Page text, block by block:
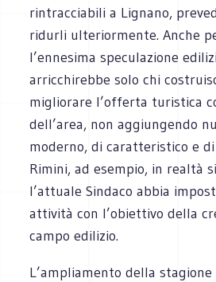
rintracciabili a Lignano,
ridurli ulteriormente. Anche
l’ennesima speculazione
arricchirebbe solo chi
migliorare l’offerta turistica
dell’area, non aggiungendo
moderno, di caratteristico e
Rimini, ad esempio, in realtà
l’attuale Sindaco abbia
attività con l’obiettivo della
campo edilizio.
L’ampliamento della